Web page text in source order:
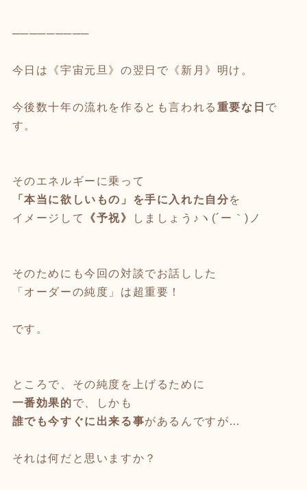
─────────
今日は《宇宙元旦》の翌日で《新月》明け。
今後数十年の流れを作るとも言われる 重要な日 で
す。
そのエネルギーに乗って
「本当に欲しいもの」を手に入れた自分を
イメージして
《予祝》 しましょう♪ヽ(´ー｀)ノ
そのためにも今回の対談でお話しした
「オーダーの純度」は超重要！
です。
ところで、その純度を上げるために
一番効果的 で、しかも
誰でも今すぐに出来る事があるんですが…
それは何だと思いますか？